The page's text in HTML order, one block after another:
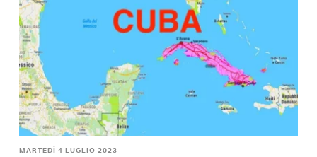
MARTEDÌ 4 LUGLIO 2023